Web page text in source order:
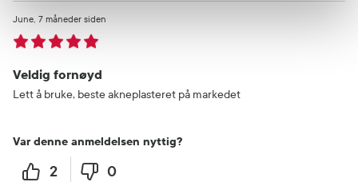
Veldig fornøyd
7 måneder siden
June
Lett å bruke, beste akneplasteret på markedet
Var denne anmeldelsen nyttig?
2 0